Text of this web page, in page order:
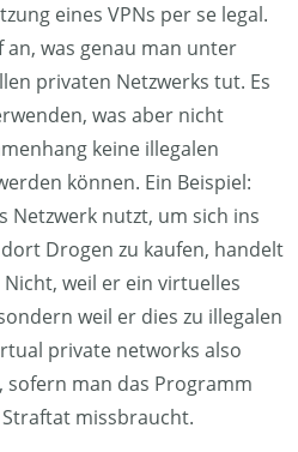
eines VPNs per se legal.
was genau man unter
privaten Netzwerks tut. Es
was aber nicht
keine illegalen
können. Ein Beispiel:
Netzwerk nutzt, um sich ins
Drogen zu kaufen, handelt
weil er ein virtuelles
weil er dies zu illegalen
private networks also
man das Programm
missbraucht.